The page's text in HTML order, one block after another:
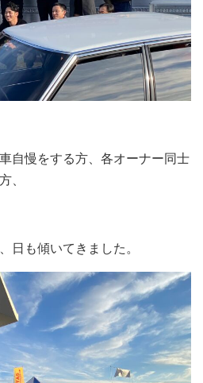
自慢をする方、各オーナー同士
、
も傾いてきました。